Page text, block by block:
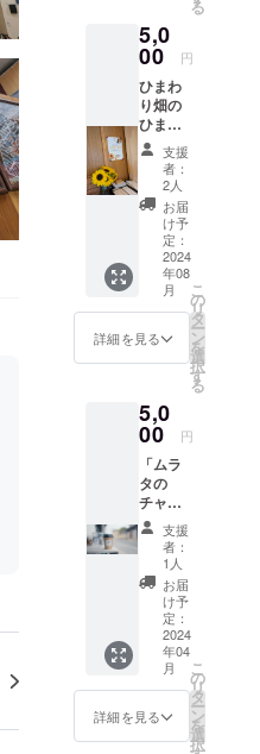
マワリプロ
ジェクトを
2022年秋ご
ろから始め
ました。
地域の活動
に関わりな
がら、地域
おこし協力
隊の任期後
も須坂市に
定住してお
り、仕事を
自分で立ち
思うように
なり、継続
定期にクラ
ウドファン
ディングで
プロジェク
トを立ち上
げられたら
と思ってお
ります。
次は古民家
でクラウド
る
5,0
00 円
ひまわ
り畑の
ひまわ
り花束
をお渡
ししま
す。 ひ
まわり
は大小
10本程
度で花
束を作
る予定
です。
2023年
8月に須
チャレ
ンジ
ショッ
プの
「やま
じゅ
う」で3
日間限
OPEN
した花
屋！ 来
年も花
屋を営
業する
にあた
り、ひ
支援
者：
2人
お届
け予
定：
2024
年08
月
詳細を見る
こ
の
リ
タ
ー
ン
を
選
択
す
る
5,0
00 円
「ムラ
タの
チャ
イ」の
チャイ
10杯チ
ケット
と感謝
のお手
紙 私が
イベン
トの出
店で提
供して
いる
チャイ
支援
者：
1人
お届
け予
定：
2024
年04
月
詳細を見る
こ
の
リ
タ
ー
ン
を
選
択